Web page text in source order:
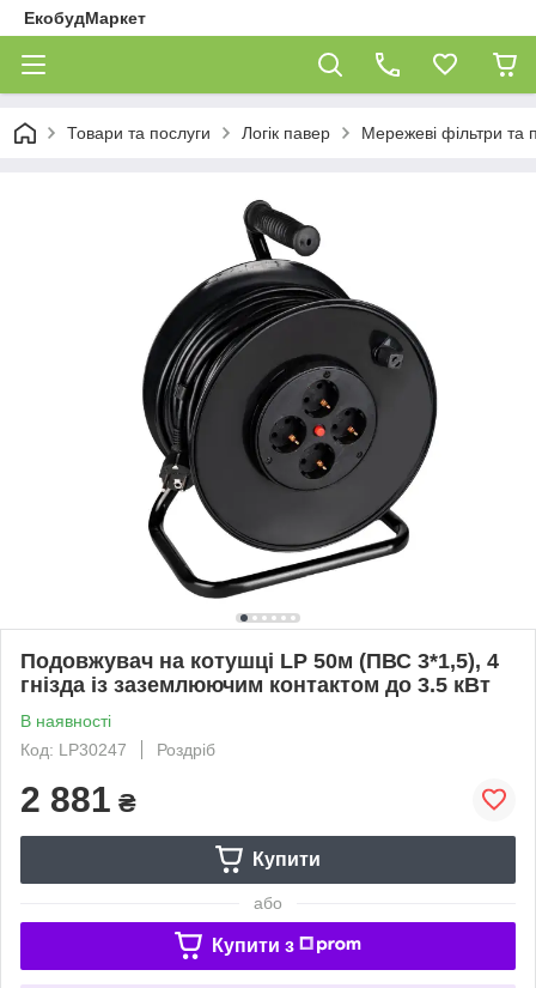
ЕкобудМаркет
Товари та послуги Логік павер Мережеві фільтри та
Подовжувач на котушці LP 50м (ПВС 3*1,5), 4
гнізда із заземлюючим контактом до 3.5 кВт
В наявності
Код: LP30247
Роздріб
2 881 ₴
Купити
або
Купити з